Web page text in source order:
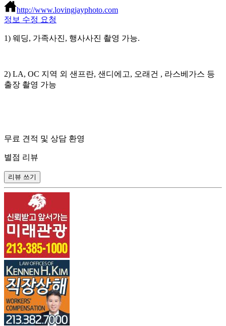
http://www.lovingjayphoto.com
정보 수정 요청
1) 웨딩, 가족사진, 행사사진 촬영 가능.
2) LA, OC 지역 외 샌프란, 샌디에고, 오래건 , 라스베가스 등
출장 촬영 가능
무료 견적 및 상담 환영
별점 리뷰
리뷰 쓰기